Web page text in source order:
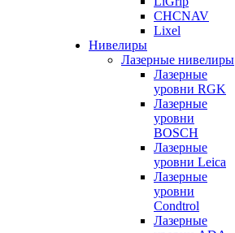
CHCNAV
Lixel
Нивелиры
Лазерные нивелиры
Лазерные
уровни RGK
Лазерные
уровни
BOSCH
Лазерные
уровни Leica
Лазерные
уровни
Condtrol
Лазерные